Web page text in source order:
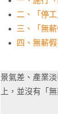
二、「停
三、「無
四、無薪
景氣差、產業
上，並沒有「